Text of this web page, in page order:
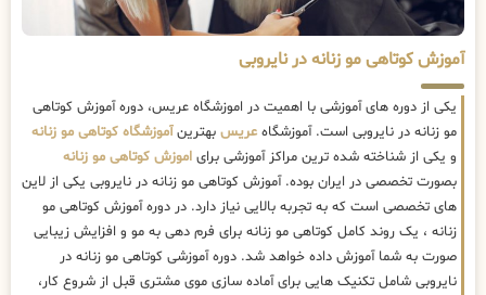
آموزش کوتاهی مو زنانه در نایروبی
یکی از دوره های آموزشی با اهمیت در اموزشگاه عریس، دوره آموزش کوتاهی
مو زنانه در نایروبی است. آموزشگاه عریس بهترینآموزشگاه کوتاهی مو زنانه
و یکی از شناخته شده ترین مراکز آموزشی برای اموزش کوتاهی مو زنانه
بصورت تخصصی در ایران بوده. آموزش کوتاهی مو زنانه در نایروبی یکی از لاین
های تخصصی است که به تجربه بالایی نیاز دارد. در دوره آموزش کوتاهی مو
زنانه ، یک روند کامل کوتاهی مو زنانه برای فرم دهی به مو و افزایش زیبایی
صورت به شما آموزش داده خواهد شد. دوره آموزشی کوتاهی مو زنانه در
نایروبی شامل تکنیک هایی برای آماده سازی موی مشتری قبل از شروع کار،